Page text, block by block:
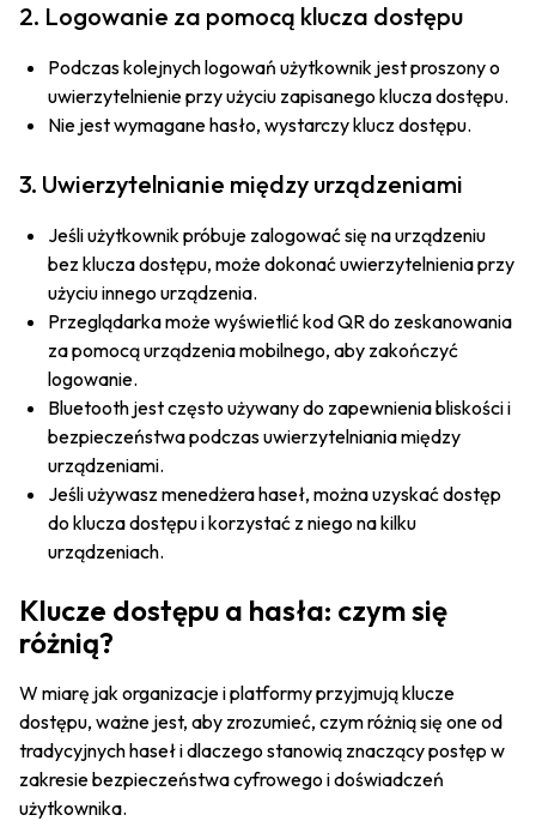
2. Logowanie za pomocą klucza dostępu
Podczas kolejnych logowań użytkownik jest proszony o
uwierzytelnienie przy użyciu zapisanego klucza dostępu.
Nie jest wymagane hasło, wystarczy klucz dostępu.
3. Uwierzytelnianie między urządzeniami
Jeśli użytkownik próbuje zalogować się na urządzeniu
bez klucza dostępu, może dokonać uwierzytelnienia przy
użyciu innego urządzenia.
Przeglądarka może wyświetlić kod QR do zeskanowania
za pomocą urządzenia mobilnego, aby zakończyć
logowanie.
Bluetooth jest często używany do zapewnienia bliskości i
bezpieczeństwa podczas uwierzytelniania między
urządzeniami.
Jeśli używasz menedżera haseł, można uzyskać dostęp
do klucza dostępu i korzystać z niego na kilku
urządzeniach.
Klucze dostępu a hasła: czym się
różnią?
W miarę jak organizacje i platformy przyjmują klucze
dostępu, ważne jest, aby zrozumieć, czym różnią się one od
tradycyjnych haseł i dlaczego stanowią znaczący postęp w
zakresie bezpieczeństwa cyfrowego i doświadczeń
użytkownika.